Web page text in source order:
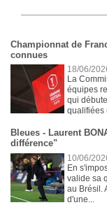
Championnat de
connues
18/06/
La
équipes
qui
Bleues - Laurent
différence"
10/06/
En
valide sa
au Brésil.
d'une...